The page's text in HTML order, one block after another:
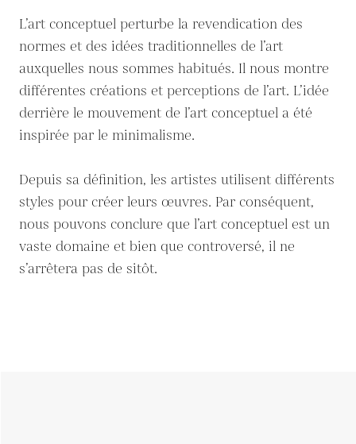
L’art conceptuel perturbe la revendication des
normes et des idées traditionnelles de l’art
auxquelles nous sommes habitués. Il nous montre
différentes créations et perceptions de l’art. L’idée
derrière le mouvement de l’art conceptuel a été
inspirée par le minimalisme.
Depuis sa définition, les artistes utilisent différents
styles pour créer leurs œuvres. Par conséquent,
nous pouvons conclure que l’art conceptuel est un
vaste domaine et bien que controversé, il ne
s’arrêtera pas de sitôt.